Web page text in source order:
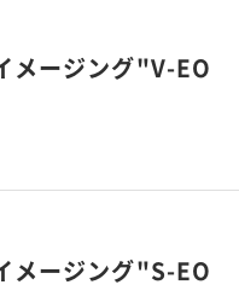
メージング"V-EO
メージング"S-EO